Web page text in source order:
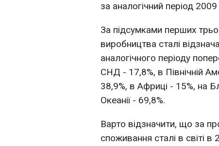
за аналогічний період 2009
За підсумками перших
виробництва сталі
аналогічного періоду
СНД - 17,8%, в Північній
38,9%, в Африці - 15%, на
Океанії - 69,8%.
Варто відзначити, що за
споживання сталі в світі